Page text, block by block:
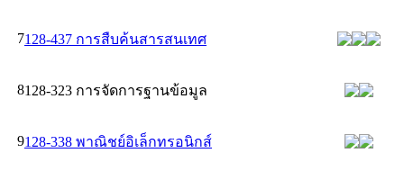
7128-437 การสืบค้นสารสนเทศ
8128-323 การจัดการฐานข้อมูล
9128-338 พาณิชย์อิเล็กทรอนิกส์